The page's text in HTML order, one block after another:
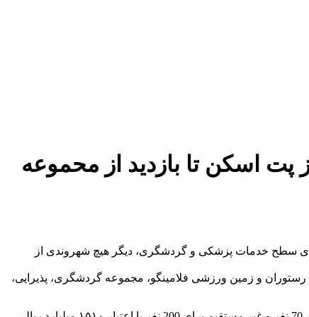
پت اسکن تا بازدید از محموعه
سطح خدمات پزشکی و گردشگری، دیگر هیچ شهروندی از
و زمین ورزشی فلامینگو، مجموعه گردشگری، پذیرایی،